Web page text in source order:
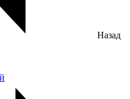
Назад